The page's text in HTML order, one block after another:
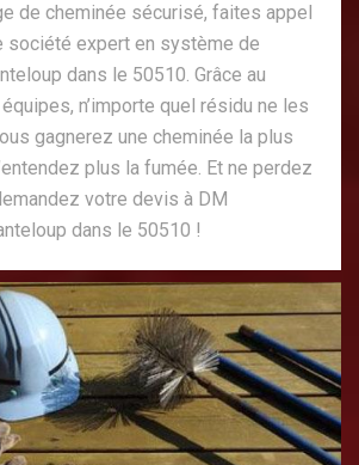
de cheminée sécurisé, faites appel
société expert en système de
dans le 50510. Grâce au
n’importe quel résidu ne les
gagnerez une cheminée la plus
plus la fumée. Et ne perdez
votre devis à DM
dans le 50510 !